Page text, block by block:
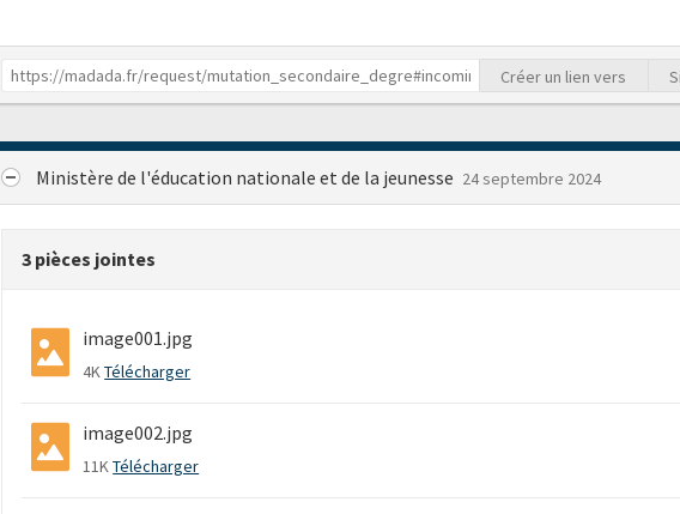
Créer un lien vers
Ministère de l'éducation nationale et de la jeunesse 24 septembre 2024
3 pièces jointes
image001.jpg
4KTélécharger
image002.jpg
11KTélécharger